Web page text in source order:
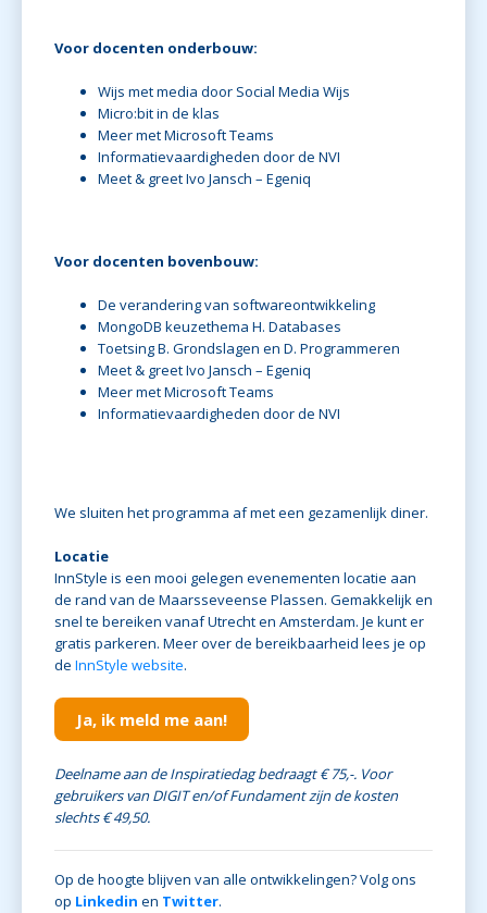
Voor docenten onderbouw:
Wijs met media door Social Media Wijs
Micro:bit in de klas
Meer met Microsoft Teams
Informatievaardigheden door de NVI
Meet & greet Ivo Jansch – Egeniq
Voor docenten bovenbouw:
De verandering van softwareontwikkeling
MongoDB keuzethema H. Databases
Toetsing B. Grondslagen en D. Programmeren
Meet & greet Ivo Jansch – Egeniq
Meer met Microsoft Teams
Informatievaardigheden door de NVI
We sluiten het programma af met een gezamenlijk diner.
Locatie
InnStyle is een mooi gelegen evenementen locatie aan
de rand van de Maarsseveense Plassen. Gemakkelijk en
snel te bereiken vanaf Utrecht en Amsterdam. Je kunt er
gratis parkeren. Meer over de bereikbaarheid lees je op
de InnStyle website.
Ja, ik meld me aan!
Deelname aan de Inspiratiedag bedraagt € 75,-. Voor
gebruikers van DIGIT en/of Fundament zijn de kosten
slechts € 49,50.
Op de hoogte blijven van alle ontwikkelingen? Volg ons
op Linkedin en Twitter.